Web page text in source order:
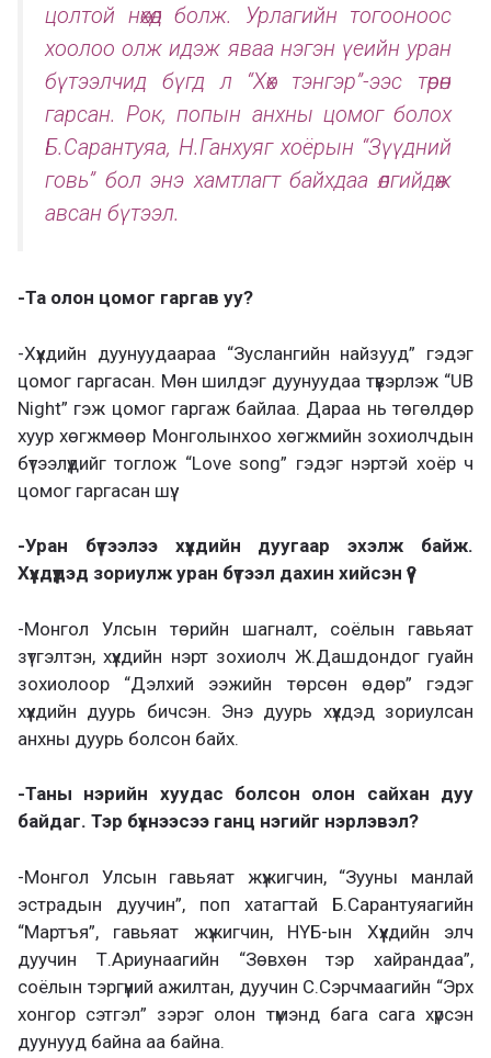
цолтой нөхөд болж. Урлагийн тогооноос
хоолоо олж идэж яваа нэгэн үеийн уран
бүтээлчид бүгд л “Хөх тэнгэр”-ээс төрөн
гарсан. Рок, попын анхны цомог болох
Б.Сарантуяа, Н.Ганхуяг хоёрын “Зүүдний
говь” бол энэ хамтлагт байхдаа өлгийдөж
авсан бүтээл.
-Та олон цомог гаргав уу?
-Хүүхдийн дуунуудаараа “Зуслангийн найзууд” гэдэг
цомог гаргасан. Мөн шилдэг дуунуудаа түүвэрлэж “UB
Night” гэж цомог гаргаж байлаа. Дараа нь төгөлдөр
хуур хөгжмөөр Монголынхоо хөгжмийн зохиолчдын
бүтээлүүдийг тоглож “Love song” гэдэг нэртэй хоёр ч
цомог гаргасан шүү.
-Уран бүтээлээ хүүхдийн дуугаар эхэлж байж.
Хүүхдүүдэд зориулж уран бүтээл дахин хийсэн үү?
-Монгол Улсын төрийн шагналт, соёлын гавьяат
зүтгэлтэн, хүүхдийн нэрт зохиолч Ж.Дашдондог гуайн
зохиолоор “Дэлхий ээжийн төрсөн өдөр” гэдэг
хүүхдийн дуурь бичсэн. Энэ дуурь хүүхдэд зориулсан
анхны дуурь болсон байх.
-Таны нэрийн хуудас болсон олон сайхан дуу
байдаг. Тэр бүхнээсээ ганц нэгийг нэрлэвэл?
-Монгол Улсын гавьяат жүжигчин, “Зууны манлай
эстрадын дуучин”, поп хатагтай Б.Сарантуяагийн
“Мартъя”, гавьяат жүжигчин, НҮБ-ын Хүүхдийн элч
дуучин Т.Ариунаагийн “Зөвхөн тэр хайрандаа”,
соёлын тэргүүний ажилтан, дуучин С.Сэрчмаагийн “Эрх
хонгор сэтгэл” зэрэг олон түмэнд бага сага хүрсэн
дуунууд байна аа байна.